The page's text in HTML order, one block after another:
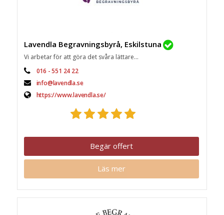
Lavendla Begravningsbyrå, Eskilstuna
Vi arbetar för att göra det svåra lättare...
016 - 551 24 22
info@lavendla.se
https://www.lavendla.se/
Begär offert
Läs mer